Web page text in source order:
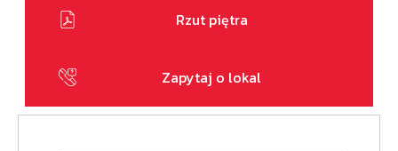
Rzut piętra
Zapytaj o lokal